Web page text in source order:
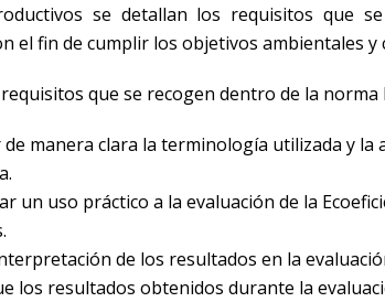
se detallan los requisitos que
el fin de cumplir los objetivos ambientales
que se recogen dentro de la norma
manera clara la terminología utilizada y
un uso práctico a la evaluación de la
de los resultados en la
los resultados obtenidos durante la